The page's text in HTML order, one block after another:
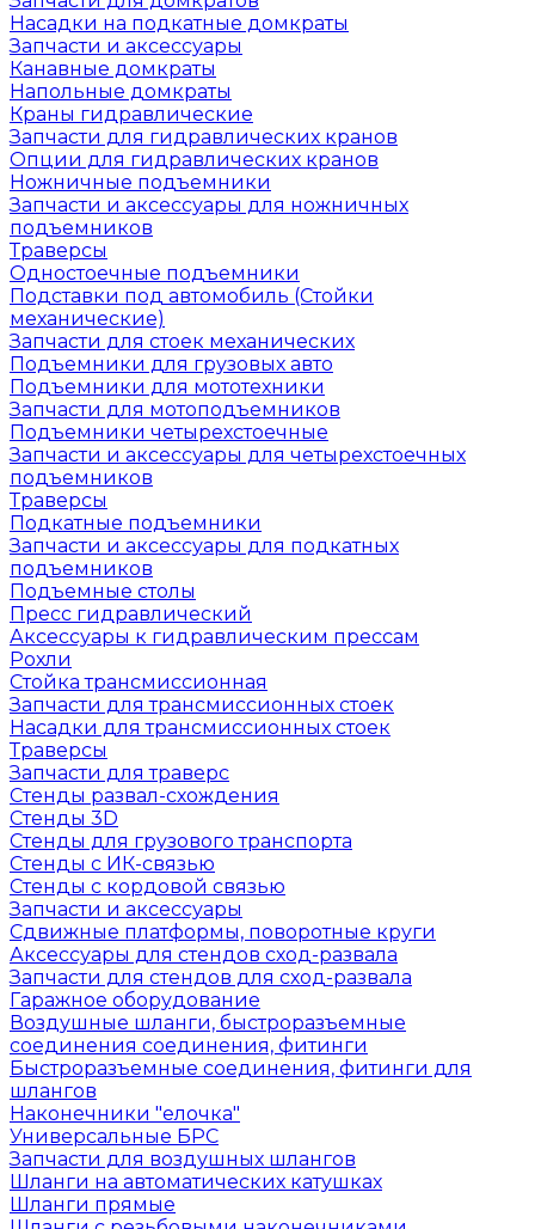
Насадки на подкатные домкраты
Запчасти и аксессуары
Канавные домкраты
Напольные домкраты
Краны гидравлические
Запчасти для гидравлических кранов
Опции для гидравлических кранов
Ножничные подъемники
Запчасти и аксессуары для ножничных
подъемников
Траверсы
Одностоечные подъемники
Подставки под автомобиль (Стойки
механические)
Запчасти для стоек механических
Подъемники для грузовых авто
Подъемники для мототехники
Запчасти для мотоподъемников
Подъемники четырехстоечные
Запчасти и аксессуары для четырехстоечных
подъемников
Траверсы
Подкатные подъемники
Запчасти и аксессуары для подкатных
подъемников
Подъемные столы
Пресс гидравлический
Аксессуары к гидравлическим прессам
Рохли
Стойка трансмиссионная
Запчасти для трансмиссионных стоек
Насадки для трансмиссионных стоек
Траверсы
Запчасти для траверс
Стенды развал-схождения
Стенды 3D
Стенды для грузового транспорта
Стенды с ИК-связью
Стенды с кордовой связью
Запчасти и аксессуары
Сдвижные платформы, поворотные круги
Аксессуары для стендов сход-развала
Запчасти для стендов для сход-развала
Гаражное оборудование
Воздушные шланги, быстроразъемные
соединения соединения, фитинги
Быстроразъемные соединения, фитинги для
шлангов
Наконечники "елочка"
Универсальные БРС
Запчасти для воздушных шлангов
Шланги на автоматических катушках
Шланги прямые